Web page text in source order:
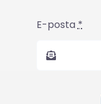
E-posta*